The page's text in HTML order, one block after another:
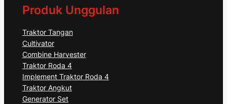
Produk Unggulan
Traktor Tangan
Cultivator
Combine Harvester
Traktor Roda 4
Implement Traktor Roda 4
Traktor Angkut
Generator Set